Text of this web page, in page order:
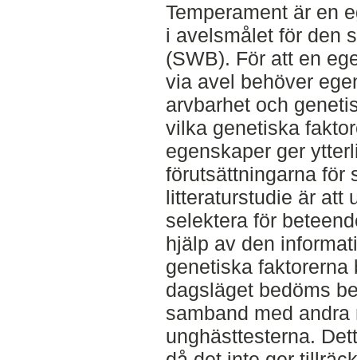
Temperament är en
i avelsmålet för den
(SWB). För att en
via avel behöver
arvbarhet och
vilka genetiska
egenskaper ger
förutsättningarna för
litteraturstudie är att
selektera för
hjälp av den
genetiska faktorerna
dagsläget bedöms
samband med andra
unghästtesterna.